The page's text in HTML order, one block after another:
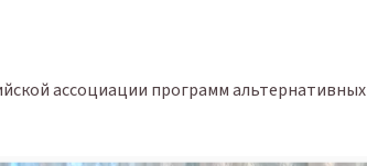
ассоциации программ альтернативных